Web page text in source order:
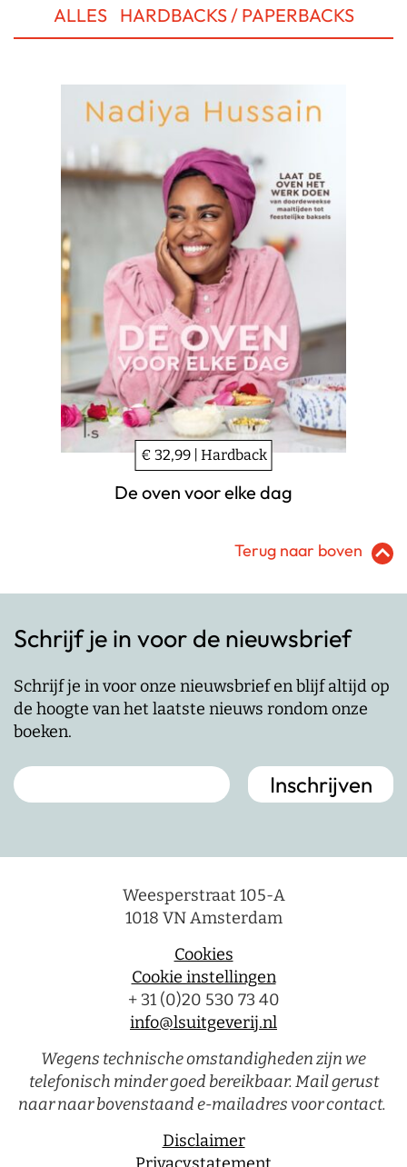
ALLES HARDBACKS / PAPERBACKS
€ 32,99 | Hardback
De oven voor elke dag
Terug naar boven
Schrijf je in voor de nieuwsbrief
Schrijf je in voor onze nieuwsbrief en blijf altijd op
de hoogte van het laatste nieuws rondom onze
boeken.
Weesperstraat 105-A
1018 VN Amsterdam
Cookies
Cookie instellingen
+ 31 (0)20 530 73 40
info@lsuitgeverij.nl
Wegens technische omstandigheden zijn we
telefonisch minder goed bereikbaar. Mail gerust
naar naar bovenstaand e-mailadres voor contact.
Disclaimer